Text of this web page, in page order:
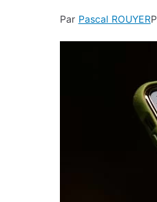
Par Pascal ROUYER